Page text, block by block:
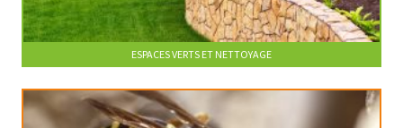
ESPACES VERTS ET NETTOYAGE